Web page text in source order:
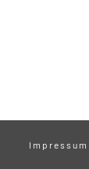
Impressum